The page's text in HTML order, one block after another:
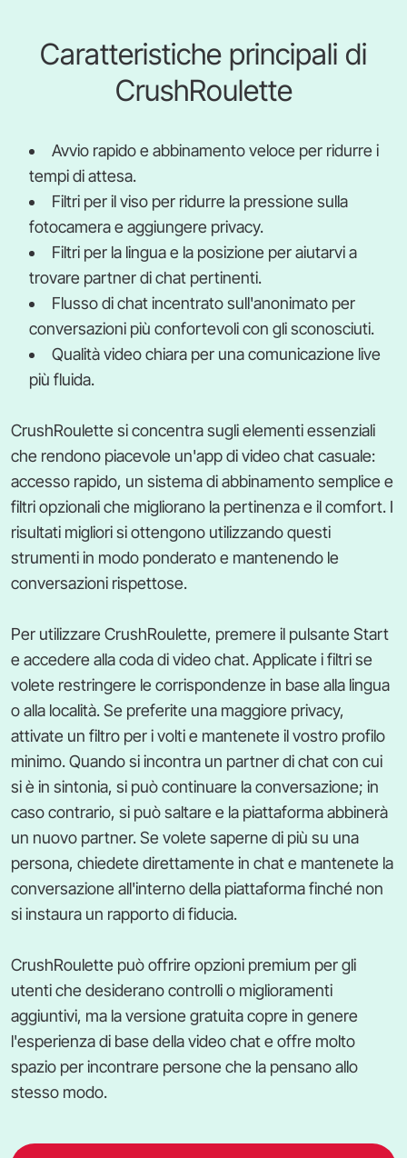
Caratteristiche principali di
CrushRoulette
Avvio rapido e abbinamento veloce per ridurre i
tempi di attesa.
Filtri per il viso per ridurre la pressione sulla
fotocamera e aggiungere privacy.
Filtri per la lingua e la posizione per aiutarvi a
trovare partner di chat pertinenti.
Flusso di chat incentrato sull'anonimato per
conversazioni più confortevoli con gli sconosciuti.
Qualità video chiara per una comunicazione live
più fluida.
CrushRoulette si concentra sugli elementi essenziali
che rendono piacevole un'app di video chat casuale:
accesso rapido, un sistema di abbinamento semplice e
filtri opzionali che migliorano la pertinenza e il comfort. I
risultati migliori si ottengono utilizzando questi
strumenti in modo ponderato e mantenendo le
conversazioni rispettose.
Per utilizzare CrushRoulette, premere il pulsante Start
e accedere alla coda di video chat. Applicate i filtri se
volete restringere le corrispondenze in base alla lingua
o alla località. Se preferite una maggiore privacy,
attivate un filtro per i volti e mantenete il vostro profilo
minimo. Quando si incontra un partner di chat con cui
si è in sintonia, si può continuare la conversazione; in
caso contrario, si può saltare e la piattaforma abbinerà
un nuovo partner. Se volete saperne di più su una
persona, chiedete direttamente in chat e mantenete la
conversazione all'interno della piattaforma finché non
si instaura un rapporto di fiducia.
CrushRoulette può offrire opzioni premium per gli
utenti che desiderano controlli o miglioramenti
aggiuntivi, ma la versione gratuita copre in genere
l'esperienza di base della video chat e offre molto
spazio per incontrare persone che la pensano allo
stesso modo.